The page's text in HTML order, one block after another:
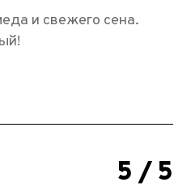
и свежего сена.
5 / 5